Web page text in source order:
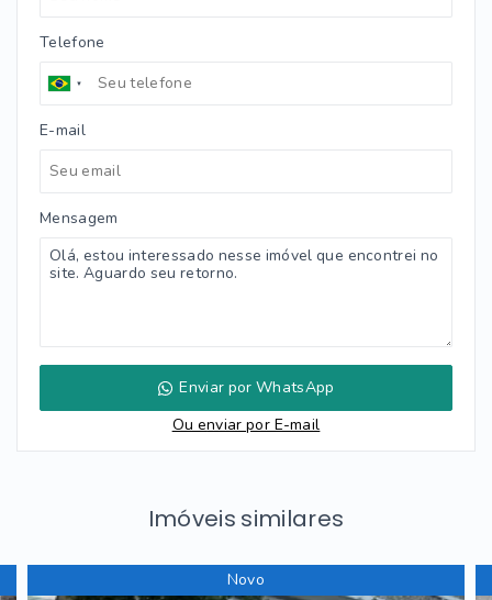
Telefone
E-mail
Mensagem
Enviar por WhatsApp
Ou enviar por E-mail
Imóveis similares
Novo